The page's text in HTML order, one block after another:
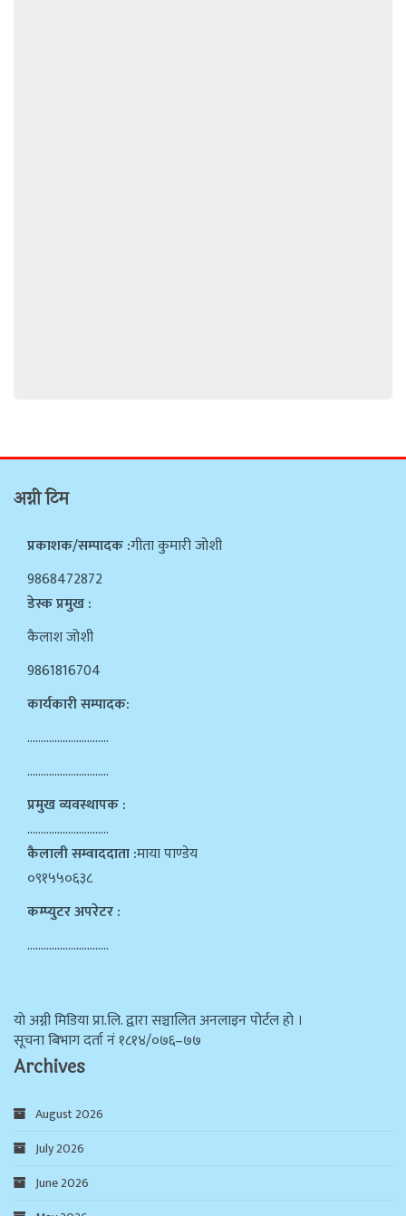
अग्नी टिम
प्रकाशक/सम्पादक :गीता कुमारी जोशी
9868472872
डेस्क प्रमुख :
कैलाश जोशी
9861816704
कार्यकारी सम्पादक:
…………………………
…………………………
प्रमुख व्यवस्थापक :
…………………………
कैलाली सम्वाददाता :माया पाण्डेय
०९१५५०६३८
कम्प्युटर अपरेटर :
…………………………
याे अग्नी मिडिया प्रा.लि. द्वारा सञ्चालित अनलाइन पोर्टल हो ।
सूचना बिभाग दर्ता न‌ं १८१४/०७६–७७
Archives
August 2026
July 2026
June 2026